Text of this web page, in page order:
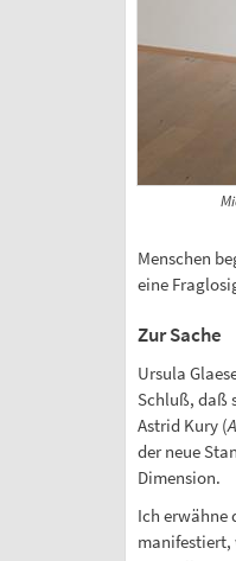
Menschen
eine
Zur Sache
Ursula
Schluß, daß
Astrid Kury (
der neue
Dimension.
Ich erwähne
manifestiert,